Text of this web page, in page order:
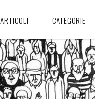
ARTICOLI CATEGORIE